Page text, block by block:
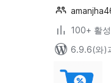
100+ 활
6.9.6(와)